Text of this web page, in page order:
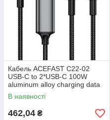
Кабель ACEFAST C22-02
USB-C to 2*USB-C 100W
aluminum alloy charging data
cable Black
В наявності
462,04 ₴